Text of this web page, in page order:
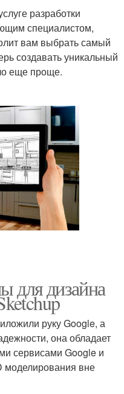
разработки
специалистом,
вам выбрать самый
создавать уникальный
еще проще.
для дизайна
руку Google, а
она обладает
сервисами Google и
моделирования вне